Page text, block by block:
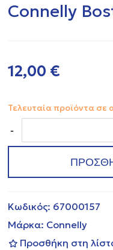
Connelly
12,00 €
Τελευταία προϊόντα σε
-
Κωδικός: 67000157
Μάρκα: Connelly
Προσθήκη στη